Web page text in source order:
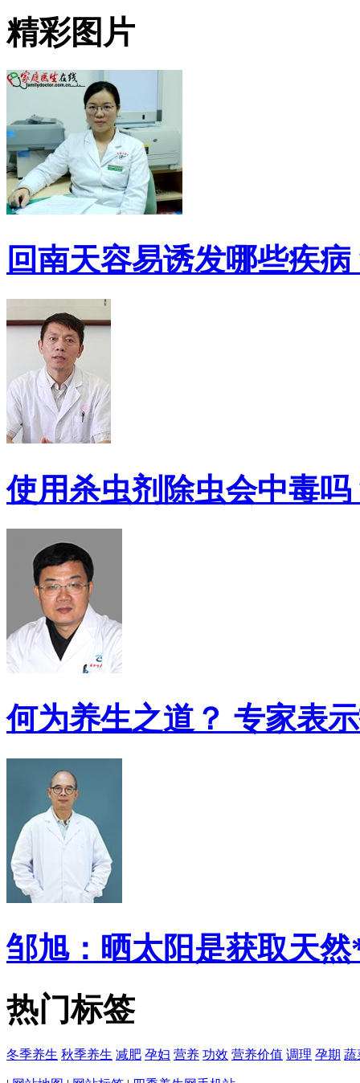
精彩图片
回南天容易诱发哪些疾
使用杀虫剂除虫会中毒
何为养生之道？ 专家表
邹旭：晒太阳是获取天
热门标签
冬季养生 秋季养生 减肥 孕妇 营养 功效 营养价值 调理 孕期 蔬